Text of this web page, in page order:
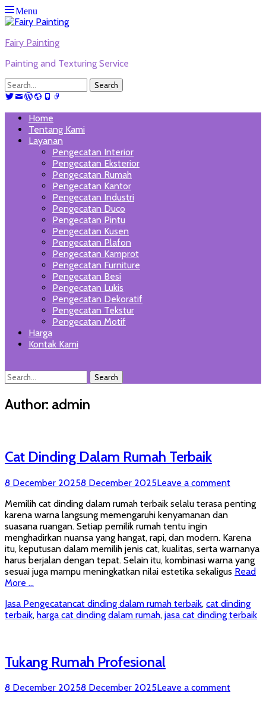
Menu
Fairy Painting
Painting and Texturing Service
Search
for:Twitter
EmailWordPress
Website
Phone
Primary
Menu
Skip
content
Home
Tentang Kami
Layanan
Pengecatan Interior
Pengecatan Eksterior
Pengecatan Rumah
Pengecatan Kantor
Pengecatan Industri
Pengecatan Duco
Pengecatan Pintu
Pengecatan Kusen
Pengecatan Plafon
Pengecatan Kamprot
Pengecatan Furniture
Pengecatan Besi
Pengecatan Lukis
Pengecatan Dekoratif
Pengecatan Tekstur
Pengecatan Motif
Harga
Kontak Kami
Search
for:
Author: admin
Cat Dinding Dalam Rumah Terbaik
Posted
8 December 20258 December 2025Leave a comment
Memilih cat dinding dalam rumah terbaik selalu terasa penting
karena warna langsung memengaruhi kenyamanan dan
suasana ruangan. Setiap pemilik rumah tentu ingin
menghadirkan nuansa yang hangat, rapi, dan modern. Karena
itu, keputusan dalam memilih jenis cat, kualitas, serta warnanya
harus berjalan dengan tepat. Selain itu, kombinasi warna yang
sesuai juga mampu meningkatkan nilai estetika sekaligus Read
More …
Categories
Jasa PengecatanTags
cat dinding dalam rumah terbaik, cat dinding
terbaik, harga cat dinding dalam rumah, jasa cat dinding terbaik
Tukang Rumah Profesional
Posted
8 December 20258 December 2025Leave a comment